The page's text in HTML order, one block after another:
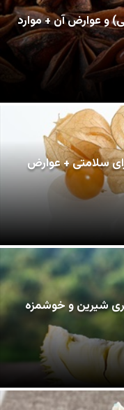
و عوارض آن + موارد
سلامتی + عوارض
شیرین و خوشمزه